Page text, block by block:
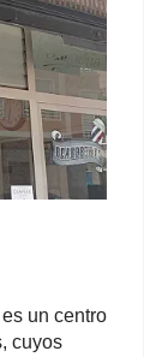
un centro
cuyos